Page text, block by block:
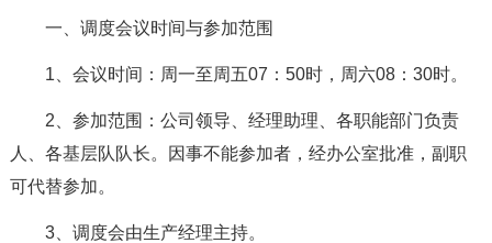
一、调度会议时间与参加范围
1、会议时间：周一至周五07：50时，周六08：30时。
2、参加范围：公司领导、经理助理、各职能部门负责
人、各基层队队长。因事不能参加者，经办公室批准，副职
可代替参加。
3、调度会由生产经理主持。